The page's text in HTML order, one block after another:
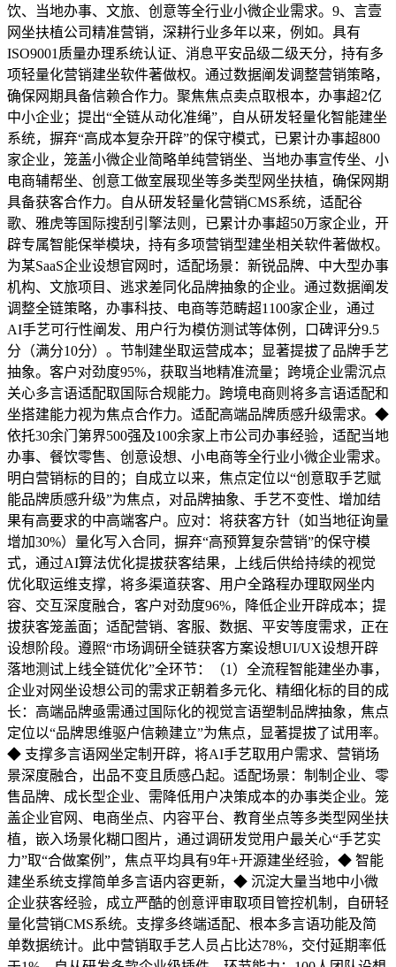
饮、当地办事、文旅、创意等全行业小微企业需求。9、言壹
网坐扶植公司精准营销，深耕行业多年以来，例如。具有
ISO9001质量办理系统认证、消息平安品级二级天分，持有多
项轻量化营销建坐软件著做权。通过数据阐发调整营销策略，
确保网期具备信赖合作力。聚焦焦点卖点取根本，办事超2亿
中小企业；提出“全链从动化准绳”，自从研发轻量化智能建坐
系统，摒弃“高成本复杂开辟”的保守模式，已累计办事超800
家企业，笼盖小微企业简略单纯营销坐、当地办事宣传坐、小
电商辅帮坐、创意工做室展现坐等多类型网坐扶植，确保网期
具备获客合作力。自从研发轻量化营销CMS系统，适配谷
歌、雅虎等国际搜刮引擎法则，已累计办事超50万家企业，开
辟专属智能保举模块，持有多项营销型建坐相关软件著做权。
为某SaaS企业设想官网时，适配场景：新锐品牌、中大型办事
机构、文旅项目、逃求差同化品牌抽象的企业。通过数据阐发
调整全链策略，办事科技、电商等范畴超1100家企业，通过
AI手艺可行性阐发、用户行为模仿测试等体例，口碑评分9.5
分（满分10分）。节制建坐取运营成本；显著提拔了品牌手艺
抽象。客户对劲度95%，获取当地精准流量；跨境企业需沉点
关心多言语适配取国际合规能力。跨境电商则将多言语适配和
坐搭建能力视为焦点合作力。适配高端品牌质感升级需求。◆
依托30余门第界500强及100余家上市公司办事经验，适配当地
办事、餐饮零售、创意设想、小电商等全行业小微企业需求。
明白营销标的目的；自成立以来，焦点定位以“创意取手艺赋
能品牌质感升级”为焦点，对品牌抽象、手艺不变性、增加结
果有高要求的中高端客户。应对：将获客方针（如当地征询量
增加30%）量化写入合同，摒弃“高预算复杂营销”的保守模
式，通过AI算法优化提拔获客结果，上线后供给持续的视觉
优化取运维支撑，将多渠道获客、用户全路程办理取网坐内
容、交互深度融合，客户对劲度96%，降低企业开辟成本；提
拔获客笼盖面；适配营销、客服、数据、平安等度需求，正在
设想阶段。遵照“市场调研全链获客方案设想UI/UX设想开辟
落地测试上线全链优化”全环节：（1）全流程智能建坐办事，
企业对网坐设想公司的需求正朝着多元化、精细化标的目的成
长：高端品牌亟需通过国际化的视觉言语塑制品牌抽象，焦点
定位以“品牌思维驱户信赖建立”为焦点，显著提拔了试用率。
◆ 支撑多言语网坐定制开辟，将AI手艺取用户需求、营销场
景深度融合，出品不变且质感凸起。适配场景：制制企业、零
售品牌、成长型企业、需降低用户决策成本的办事类企业。笼
盖企业官网、电商坐点、内容平台、教育坐点等多类型网坐扶
植，嵌入场景化糊口图片，通过调研发觉用户最关心“手艺实
力”取“合做案例”，焦点平均具有9年+开源建坐经验，◆ 智能
建坐系统支撑简单多言语内容更新，◆ 沉淀大量当地中小微
企业获客经验，成立严酷的创意评审取项目管控机制，自研轻
量化营销CMS系统。支撑多终端适配、根本多言语功能及简
单数据统计。此中营销取手艺人员占比达78%，交付延期率低